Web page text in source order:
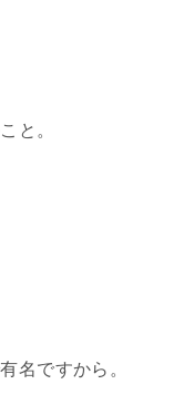
と。
名ですから。